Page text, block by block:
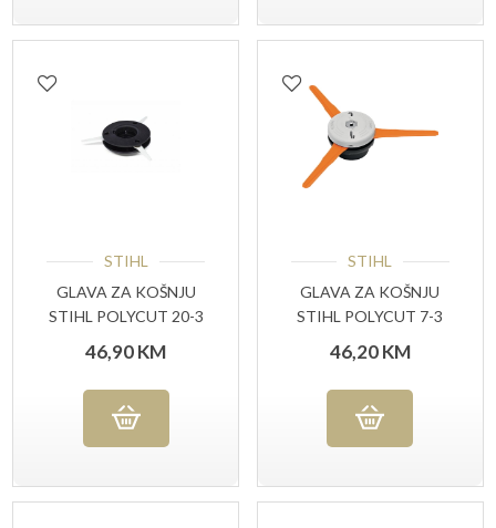
STIHL
GLAVA ZA KOŠNJU
STIHL POLYCUT 20-3
46,90KM
STIHL
GLAVA ZA KOŠNJU
STIHL POLYCUT 7-3
46,20KM